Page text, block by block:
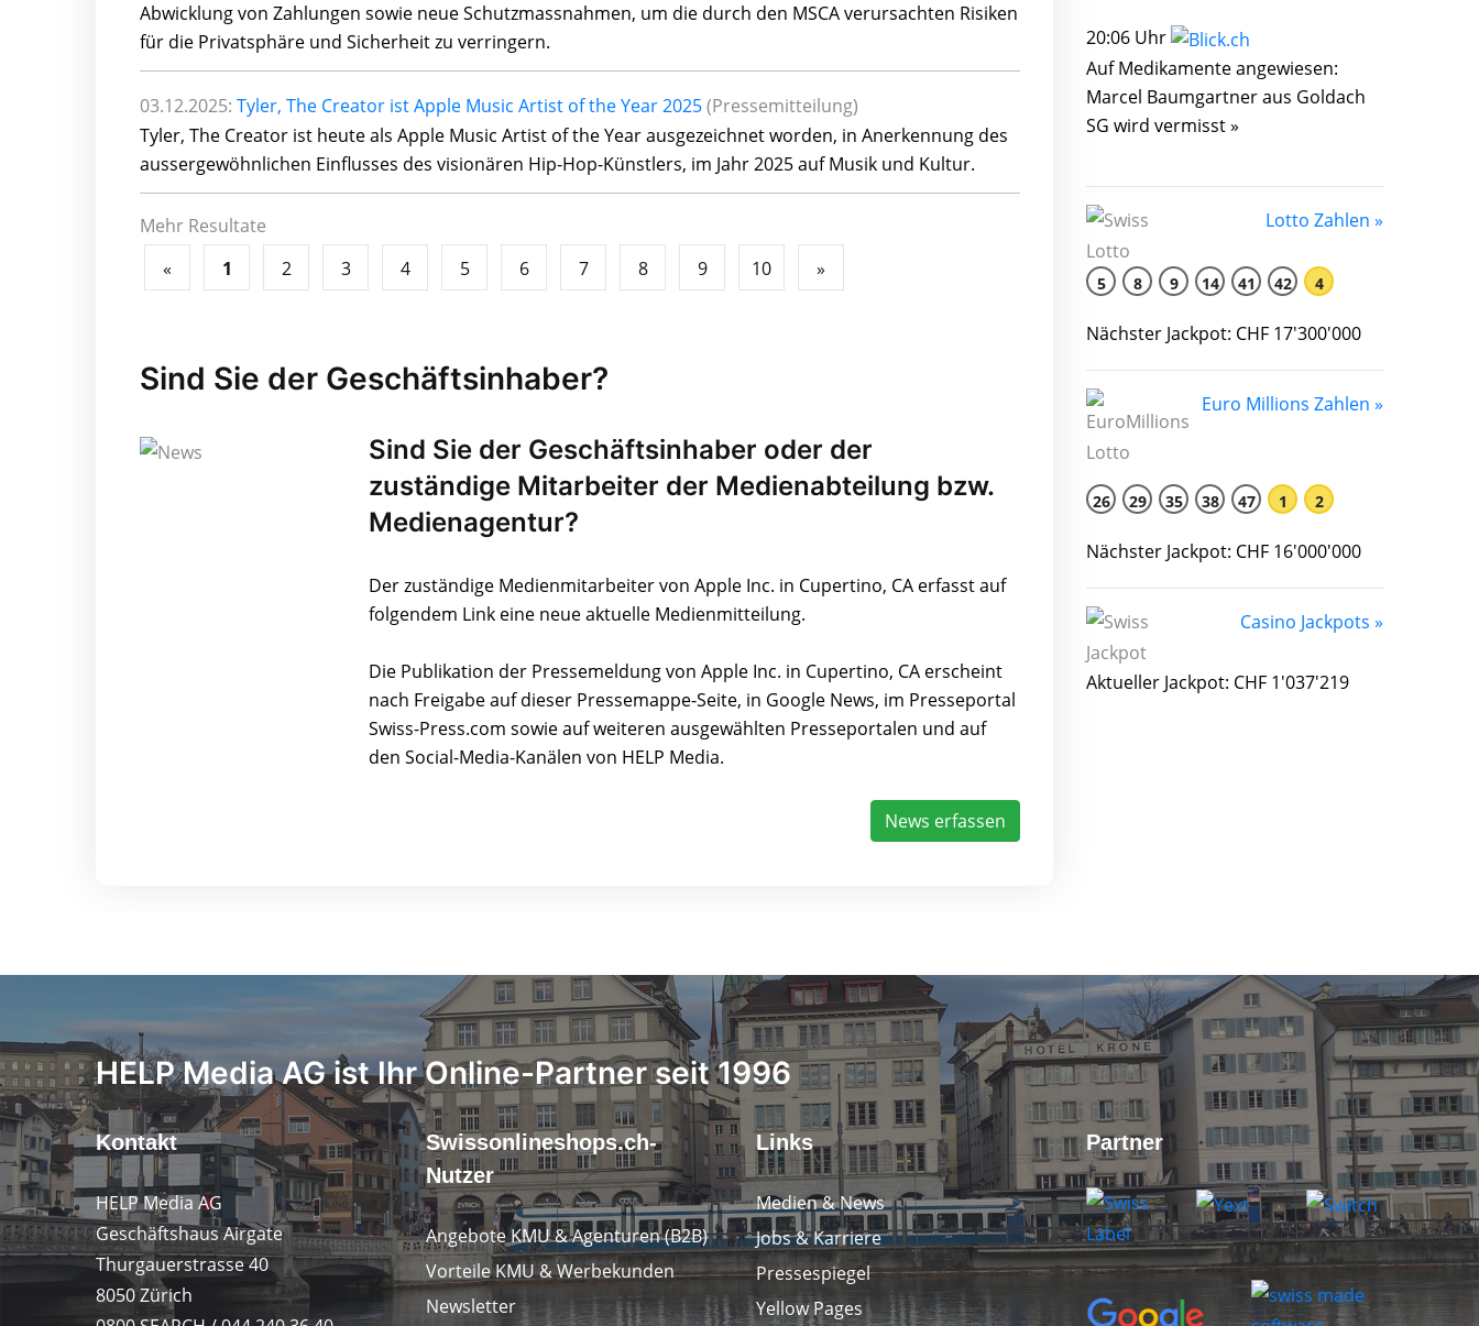
Abwicklung von Zahlungen sowie neue Schutzmassnahmen, um die durch den MSCA verursachten Risiken
für die Privatsphäre und Sicherheit zu verringern.
03.12.2025: Tyler, The Creator ist Apple Music Artist of the Year 2025(Pressemitteilung)
Tyler, The Creator ist heute als Apple Music Artist of the Year ausgezeichnet worden, in Anerkennung des
aussergewöhnlichen Einflusses des visionären Hip-Hop-Künstlers, im Jahr 2025 auf Musik und Kultur.
Mehr Resultate
«
1 2 3 4 5 6 7 8 9 10 »
Sind Sie der Geschäftsinhaber?
Sind Sie der Geschäftsinhaber oder der
zuständige Mitarbeiter der Medienabteilung bzw.
Medienagentur?
Der zuständige Medienmitarbeiter von Apple Inc. in Cupertino, CA erfasst auf
folgendem Link eine neue aktuelle Medienmitteilung.
Die Publikation der Pressemeldung von Apple Inc. in Cupertino, CA erscheint
nach Freigabe auf dieser Pressemappe-Seite, in Google News, im Presseportal
Swiss-Press.com sowie auf weiteren ausgewählten Presseportalen und auf
den Social-Media-Kanälen von HELP Media.
News erfassen
20:06 Uhr
Auf Medikamente angewiesen:
Marcel Baumgartner aus Goldach
SG wird vermisst »
Lotto Zahlen »
5 8 9 14 41 42 4
Nächster Jackpot: CHF 17'300'000
Euro Millions Zahlen »
26 29 35 38 47 1 2
Nächster Jackpot: CHF 16'000'000
Casino Jackpots »
Aktueller Jackpot: CHF 1'037'219
HELP Media AG ist Ihr Online-Partner seit 1996
Kontakt
HELP Media AG
Geschäftshaus Airgate
Thurgauerstrasse 40
8050 Zürich
Swissonlineshops.ch-
Nutzer
Angebote KMU & Agenturen (B2B)
Vorteile KMU & Werbekunden
Newsletter
Links
Medien & News
Jobs & Karriere
Pressespiegel
Yellow Pages
Partner